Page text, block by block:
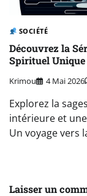
SOCIÉTÉ
Découvrez la
Spirituel Unique
Krimou 4 Mai 2026
Explorez la
intérieure et
Un voyage vers
Laisser un